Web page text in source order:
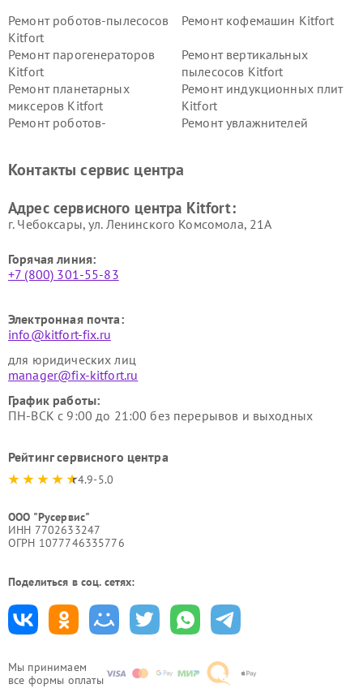
Мы принимаем
все формы оплаты
Ремонт роботов-пылесосов
Kitfort
Ремонт кофемашин Kitfort
Ремонт парогенераторов
Kitfort
Ремонт вертикальных
пылесосов Kitfort
Ремонт планетарных
миксеров Kitfort
Ремонт индукционных плит
Kitfort
Ремонт роботов-
Ремонт увлажнителей
Kitfort
Kitfort
Kitfort
Kitfort
Контакты сервис центра
Адрес сервисного центра Kitfort:
г. Чебоксары, ул. Ленинского Комсомола, 21А
Горячая линия:
+7 (800) 301-55-83
Электронная почта:
info@kitfort-fix.ru
для юридических лиц
manager@fix-kitfort.ru
График работы:
ПН-ВСК с 9:00 до 21:00 без перерывов и выходных
Рейтинг сервисного центра
4.9-5.0
ООО "Русервис"
ИНН 7702633247
ОГРН 1077746335776
Поделиться в соц. сетях: